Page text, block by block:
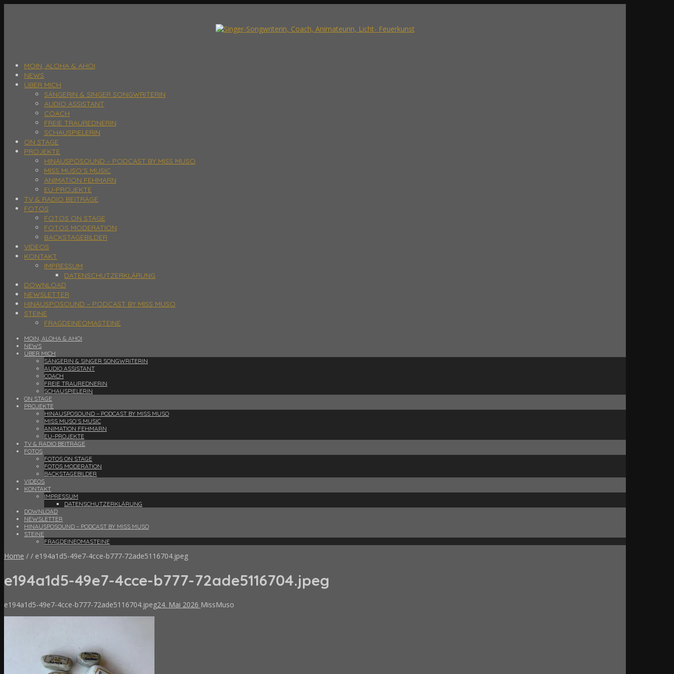
MOIN, ALOHA & AHOI
NEWS
ÜBER MICH
SÄNGERIN & SINGER SONGWRITERIN
AUDIO ASSISTANT
COACH
FREIE TRAUREDNERIN
SCHAUSPIELERIN
ON STAGE
PROJEKTE
HINAUSPOSOUND – PODCAST BY MISS MUSO
MISS MUSO´S MUSIC
ANIMATION FEHMARN
EU-PROJEKTE
TV & RADIO BEITRÄGE
FOTOS
FOTOS ON STAGE
FOTOS MODERATION
BACKSTAGEBILDER
VIDEOS
KONTAKT
IMPRESSUM
DATENSCHUTZERKLÄRUNG
DOWNLOAD
NEWSLETTER
HINAUSPOSOUND – PODCAST BY MISS MUSO
STEINE
FRAGDEINEOMASTEINE
MOIN, ALOHA & AHOI
NEWS
ÜBER MICH
SÄNGERIN & SINGER SONGWRITERIN
AUDIO ASSISTANT
COACH
FREIE TRAUREDNERIN
SCHAUSPIELERIN
ON STAGE
PROJEKTE
HINAUSPOSOUND – PODCAST BY MISS MUSO
MISS MUSO´S MUSIC
ANIMATION FEHMARN
EU-PROJEKTE
TV & RADIO BEITRÄGE
FOTOS
FOTOS ON STAGE
FOTOS MODERATION
BACKSTAGEBILDER
VIDEOS
KONTAKT
IMPRESSUM
DATENSCHUTZERKLÄRUNG
DOWNLOAD
NEWSLETTER
HINAUSPOSOUND – PODCAST BY MISS MUSO
STEINE
FRAGDEINEOMASTEINE
Home / / e194a1d5-49e7-4cce-b777-72ade5116704.jpeg
e194a1d5-49e7-4cce-b777-72ade5116704.jpeg
e194a1d5-49e7-4cce-b777-72ade5116704.jpeg24. Mai 2026 MissMuso